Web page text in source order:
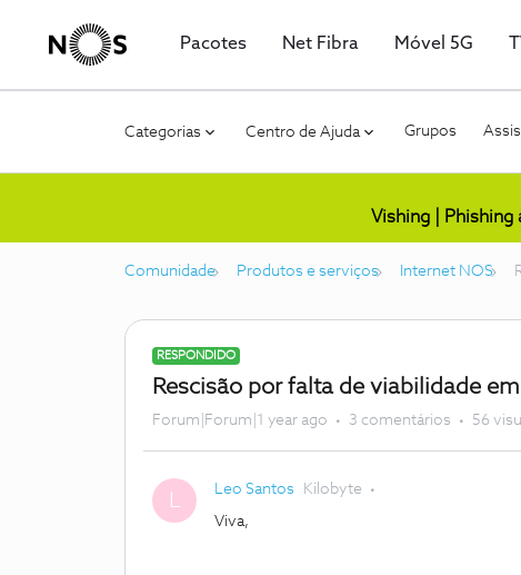
Pacotes Net Fibra Móvel 5G
Categorias Centro de Ajuda Grupos
Vishing | Phishing
Comunidade Produtos e serviços Internet NOS
RESPONDIDO
Rescisão por falta de viabilidade
Forum|Forum|1 year ago 3 comentários 56
L Leo Santos Kilobyte
Viva,